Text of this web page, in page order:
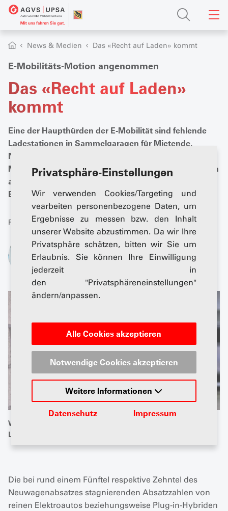
Privatsphäre-Einstellungen
Wir verwenden Cookies/Targeting und
vearbeiten personenbezogene Daten, um
Ergebnisse zu messen bzw. den Inhalt
unserer Website abzustimmen. Da wir Ihre
Privatsphäre schätzen, bitten wir Sie um
Erlaubnis. Sie können Ihre Einwilligung
jederzeit in
den "Privatsphäreneinstellungen"
ändern/anpassen.
Alle Cookies akzeptieren
Notwendige Cookies akzeptieren
Weitere Informationen
Datenschutz Impressum
News & Medien Das «Recht auf Laden» kommt
E-Mobilitäts-Motion angenommen
Das «Recht auf Laden»
kommt
Eine der Haupthürden der E-Mobilität sind fehlende
Ladestationen in Sammelgaragen für Mietende.
Nachdem nach dem National- nun der Ständerat der
Motion Grossen zugestimmt hat, kommt wie bereits in
anderen Ländern bei uns ein «Recht auf Laden». Aber:
Es dauert.
Publiziert: 12. Juni 2025
Von
Timothy Pfannkuchen
Wallbox für Mietende: Die Schweiz wird ein «Recht auf
Laden» für Elektroautos einführen. Foto: iStock
Die bei rund einem Fünftel respektive Zehntel des
Neuwagenabsatzes stagnierenden Absatzzahlen von
reinen Elektroautos beziehungsweise Plug-in-Hybriden